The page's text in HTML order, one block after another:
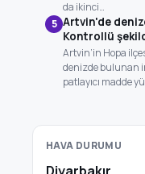
da ikinci…
5 Artvin'de
Kontrollü
Artvin’in Hopa
denizde bulunan
patlayıcı madde
HAVA DURUMU